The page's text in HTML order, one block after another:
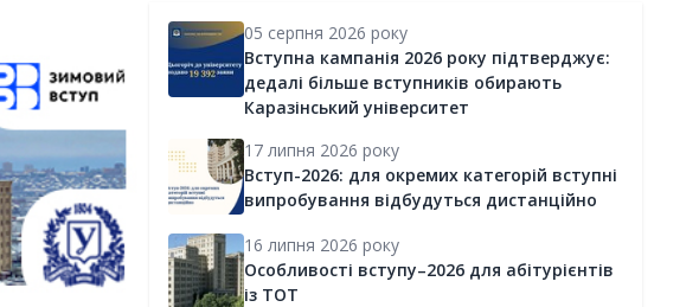
05 серпня 2026 року
Вступна кампанія 2026 року підтверджує:
дедалі більше вступників обирають
Каразінський університет
17 липня 2026 року
Вступ-2026: для окремих категорій вступні
випробування відбудуться дистанційно
16 липня 2026 року
Особливості вступу–2026 для абітурієнтів
із ТОТ